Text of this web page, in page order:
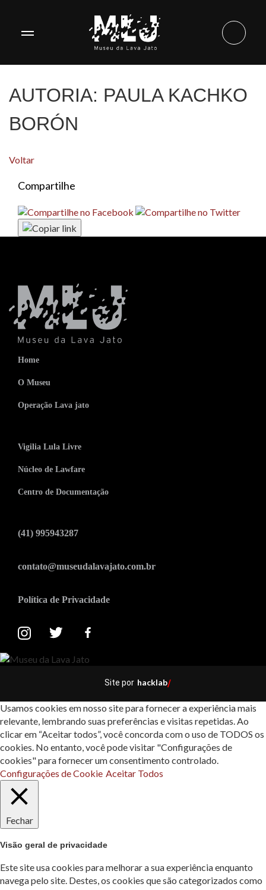
AUTORIA: PAULA KACHKO
BORÓN
Voltar
Compartilhe
Home
O Museu
Operação Lava jato
Vigilia Lula Livre
Núcleo de Lawfare
Centro de Documentação
(41) 995943287
contato@museudalavajato.com.br
Política de Privacidade
Site por hacklab/
Usamos cookies em nosso site para fornecer a experiência mais
relevante, lembrando suas preferências e visitas repetidas. Ao
clicar em “Aceitar todos”, você concorda com o uso de TODOS os
cookies. No entanto, você pode visitar "Configurações de
cookies" para fornecer um consentimento controlado.
Configurações de Cookie Aceitar Todos
Fechar
Visão geral de privacidade
Este site usa cookies para melhorar a sua experiência enquanto
navega pelo site. Destes, os cookies que são categorizados como